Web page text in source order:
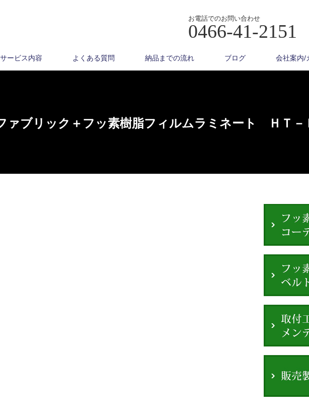
お電話でのお問い合わせ
0466-41-2151
サービス内容 よくある質問 納品までの流れ ブログ 会社案内/
ァブリック＋フッ素樹脂フィルムラミネート ＨＴ－